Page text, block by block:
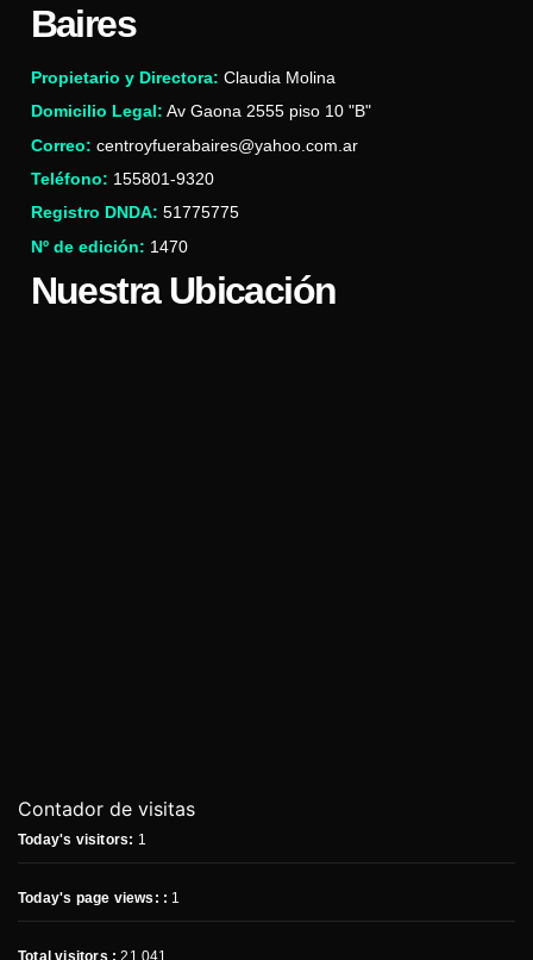
Baires
Propietario y Directora: Claudia Molina
Domicilio Legal: Av Gaona 2555 piso 10 "B"
Correo: centroyfuerabaires@yahoo.com.ar
Teléfono: 155801-9320
Registro DNDA: 51775775
Nº de edición: 1470
Nuestra Ubicación
Contador de visitas
Today's visitors: 1
Today's page views: : 1
Total visitors :21,041